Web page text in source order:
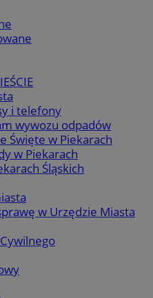
i telefony
wywozu odpadów
Święte w Piekarach
w Piekarach
Śląskich
w Urzędzie Miasta